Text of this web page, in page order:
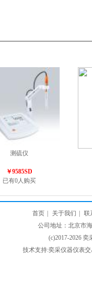
测硫仪
￥9585SD
已有0人购买
首页 关于我们
联
公司地址：北京市
(c)2017-2026
技术支持:奕采仪器仪表